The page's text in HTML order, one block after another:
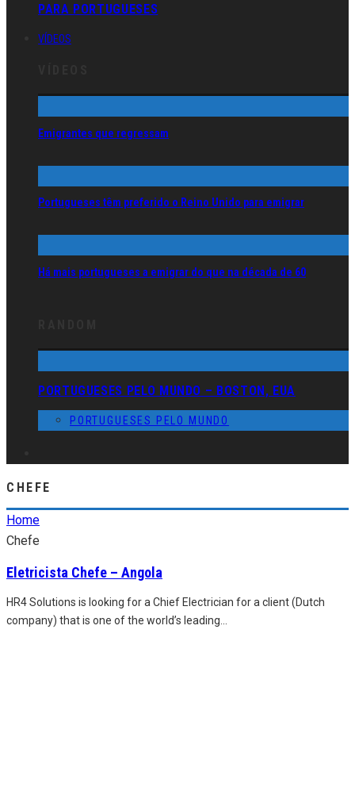
PARA PORTUGUESES
VÍDEOS
Emigrantes que regressam
Portugueses têm preferido o Reino Unido para emigrar
Há mais portugueses a emigrar do que na década de 60
PORTUGUESES PELO MUNDO – BOSTON, EUA
PORTUGUESES PELO MUNDO
CHEFE
Home
Chefe
Eletricista Chefe – Angola
HR4 Solutions is looking for a Chief Electrician for a client (Dutch
company) that is one of the world’s leading